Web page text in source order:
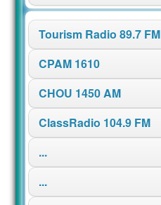
Tourism Radio 89.7 FM
CPAM 1610
CHOU 1450 AM
ClassRadio 104.9 FM
...
...